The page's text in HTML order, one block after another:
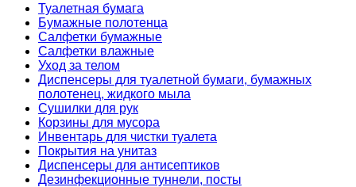
Туалетная бумага
Бумажные полотенца
Салфетки бумажные
Салфетки влажные
Уход за телом
Диспенсеры для туалетной бумаги, бумажных
полотенец, жидкого мыла
Сушилки для рук
Корзины для мусора
Инвентарь для чистки туалета
Покрытия на унитаз
Диспенсеры для антисептиков
Дезинфекционные туннели, посты